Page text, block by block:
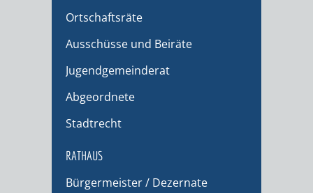
Ortschaftsräte
Ausschüsse und Beiräte
Jugendgemeinderat
Abgeordnete
Stadtrecht
RATHAUS
Bürgermeister / Dezernate